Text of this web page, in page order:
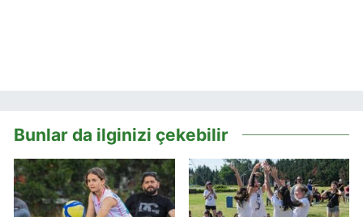
Bunlar da ilginizi çekebilir